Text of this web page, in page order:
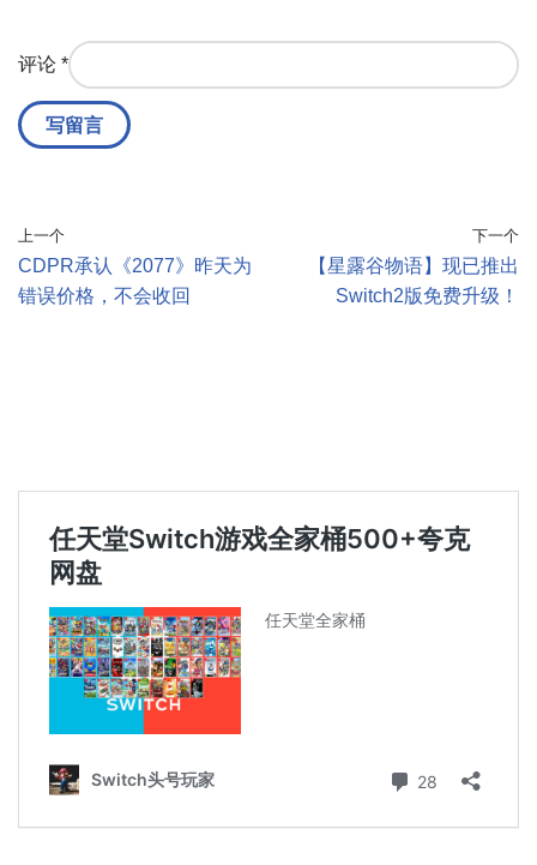
评论 *
上一个
CDPR承认《2077》昨天为
错误价格，不会收回
下一个
【星露谷物语】现已推出
Switch2版免费升级！